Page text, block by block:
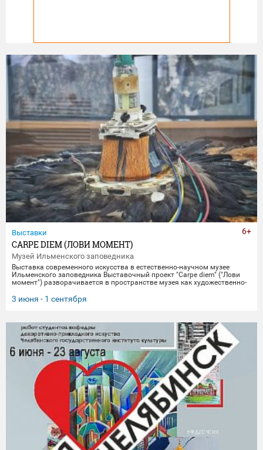
Выставки
CARPE DIEM (ЛОВИ МОМЕНТ)
Музей Ильменского заповедника
Выставка современного искусства в естественно-научном музее
Ильменского заповедника Выставочный проект "Carpe diem" ("Лови
момент") разворачивается в пространстве музея как художественно-
Включая в себя элементы био-арта, академической точности и
концептуального искусства, экспозиция предлагает зрителю
одновременно в далекое прошлое Земли и в её цифровое будущее.
Белое, изо
3 июня - 1 сентября
6+